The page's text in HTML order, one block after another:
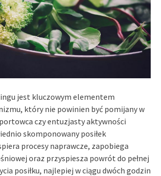
jest kluczowym elementem
który nie powinien być pomijany w
czy entuzjasty aktywności
skomponowany posiłek
procesy naprawcze, zapobiega
oraz przyspiesza powrót do pełnej
posiłku, najlepiej w ciągu dwóch godzin